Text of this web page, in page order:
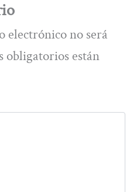
electrónico no será
obligatorios están